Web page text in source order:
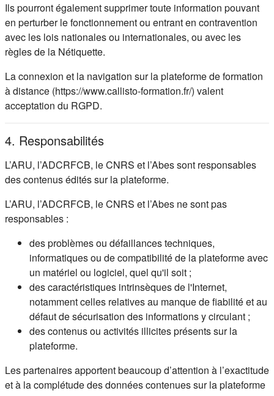
Ils pourront également supprimer toute information pouvant
en perturber le fonctionnement ou entrant en contravention
avec les lois nationales ou internationales, ou avec les
règles de la Nétiquette.
La connexion et la navigation sur la plateforme de formation
à distance (https://www.callisto-formation.fr/) valent
acceptation du RGPD.
4. Responsabilités
L’ARU, l’ADCRFCB, le CNRS et l’Abes sont responsables
des contenus édités sur la plateforme.
L’ARU, l’ADCRFCB, le CNRS et l’Abes ne sont pas
responsables :
des problèmes ou défaillances techniques,
informatiques ou de compatibilité de la plateforme avec
un matériel ou logiciel, quel qu'il soit ;
des caractéristiques intrinsèques de l'Internet,
notamment celles relatives au manque de fiabilité et au
défaut de sécurisation des informations y circulant ;
des contenus ou activités illicites présents sur la
plateforme.
Les partenaires apportent beaucoup d’attention à l’exactitude
et à la complétude des données contenues sur la plateforme